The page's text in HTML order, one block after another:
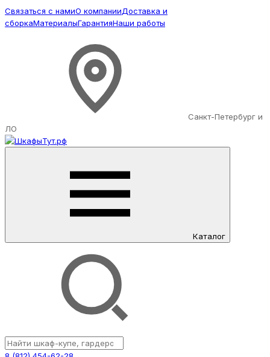
Связаться с намиО компанииДоставка и
сборкаМатериалыГарантияНаши работы
Санкт-Петербург и
ЛО
Каталог